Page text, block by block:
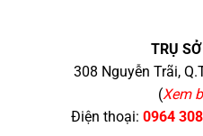
TRỤ
308 Nguyễn Trãi,
(Xem
Điện thoại: 0964